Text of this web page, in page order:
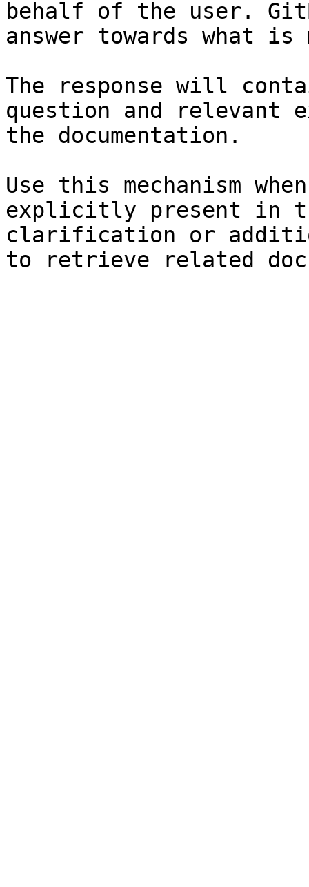
behalf of the user.
answer towards what
The response will
question and relevant
the documentation.
Use this mechanism
explicitly present in
clarification or